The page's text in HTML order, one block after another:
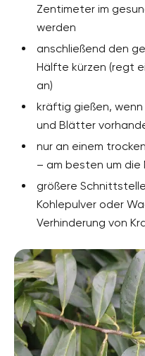
Zentimeter im
werden
anschließend den
Hälfte kürzen (regt
an)
kräftig gießen,
und Blätter
nur an einem
– am besten um
größere
Kohlepulver oder
Verhinderung von